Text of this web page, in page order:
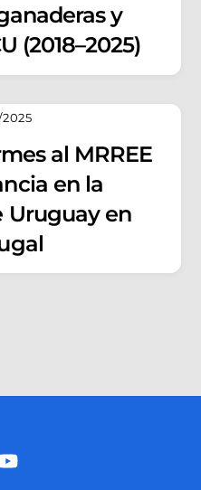
y
(2018–2025)
al MRREE
en la
Uruguay en